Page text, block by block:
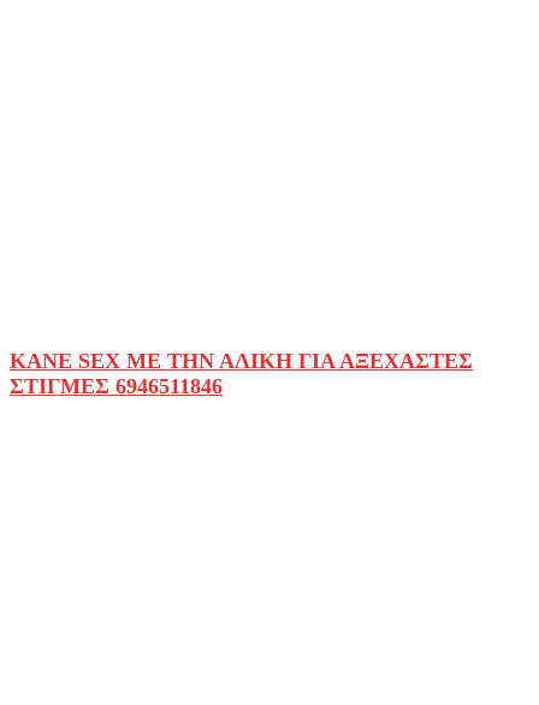
KANE SEX ΜΕ ΤΗΝ ΑΛΙΚΗ ΓΙΑ ΑΞΕΧΑΣΤΕΣ
ΣΤΙΓΜΕΣ 6946511846